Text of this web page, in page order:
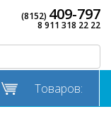
(8152) 409-797
8 911 318 22 22
Товаров: